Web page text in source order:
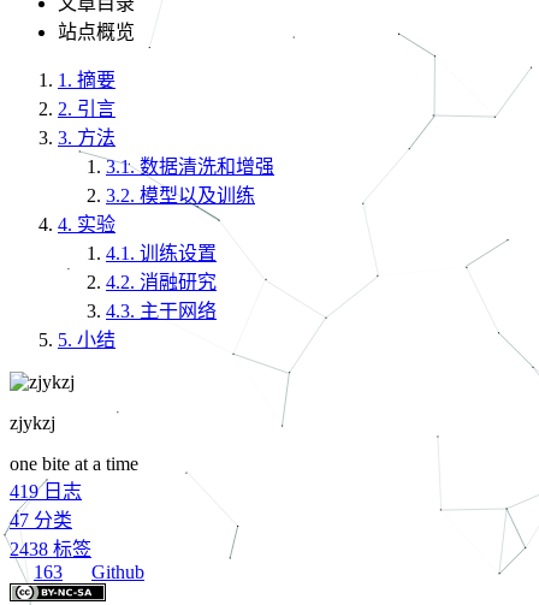
站点概览
1. 摘要
2. 引言
3. 方法
3.1. 数据清洗和增强
3.2. 模型以及训练
4. 实验
4.1. 训练设置
4.2. 消融研究
4.3. 主干网络
5. 小结
zjykzj
one bite at a time
419 日志
47 分类
2438 标签
163
Github